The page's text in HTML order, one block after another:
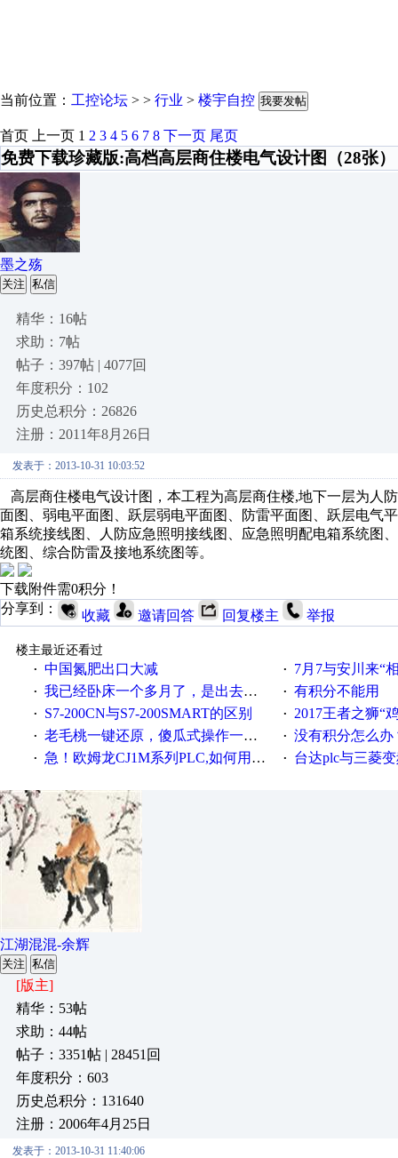
当前位置： 工控论坛 > > 行业 > 楼宇自控 我要发帖
首页 上一页 1 2 3 4 5 6 7 8 下一页 尾页
免费下载珍藏版:高档高层商住楼电气设计图（28张）
墨之殇
关注 私信
精华：16帖
求助：7帖
帖子：397帖 | 4077回
年度积分：102
历史总积分：26826
注册：2011年8月26日
发表于：2013-10-31 10:03:52
高层商住楼电气设计图，本工程为高层商住楼,地下一层为人
面图、弱电平面图、跃层弱电平面图、防雷平面图、跃层电气
箱系统接线图、人防应急照明接线图、应急照明配电箱系统图
统图、综合防雷及接地系统图等。
下载附件需0积分！
分享到：
收藏 邀请回答 回复楼主 举报
楼主最近还看过
· 中国氮肥出口大减 · 7月7与安川来“
· 我已经卧床一个多月了，是出去安装机械手在高速遭遇车祸所致:大家工作都要特别注意啊 · 有积分不能用
· S7-200CN与S7-200SMART的区别 · 2017王者之狮“鸡”情签到
· 老毛桃一键还原，傻瓜式操作一键轻松备份还原；程序为向导式安装，一键即可实现自动备份或还原系统。 · 没有积分怎么办
· 急！欧姆龙CJ1M系列PLC,如何用时间控制变频器。要求时间在组态王中可以自由输入！拜托各位大神了！ · 台达plc与三菱
江湖混混-余辉
关注 私信
[版主]
精华：53帖
求助：44帖
帖子：3351帖 | 28451回
年度积分：603
历史总积分：131640
注册：2006年4月25日
发表于：2013-10-31 11:40:06